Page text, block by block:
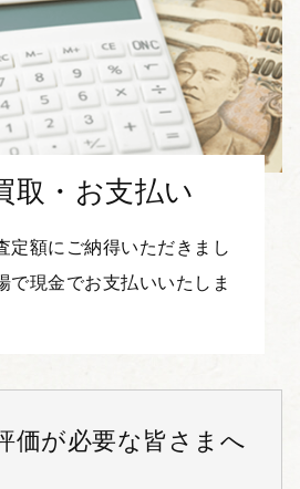
取・お支払い
定額にご納得いただきまし
で現金でお支払いいたしま
価が必要な皆さまへ